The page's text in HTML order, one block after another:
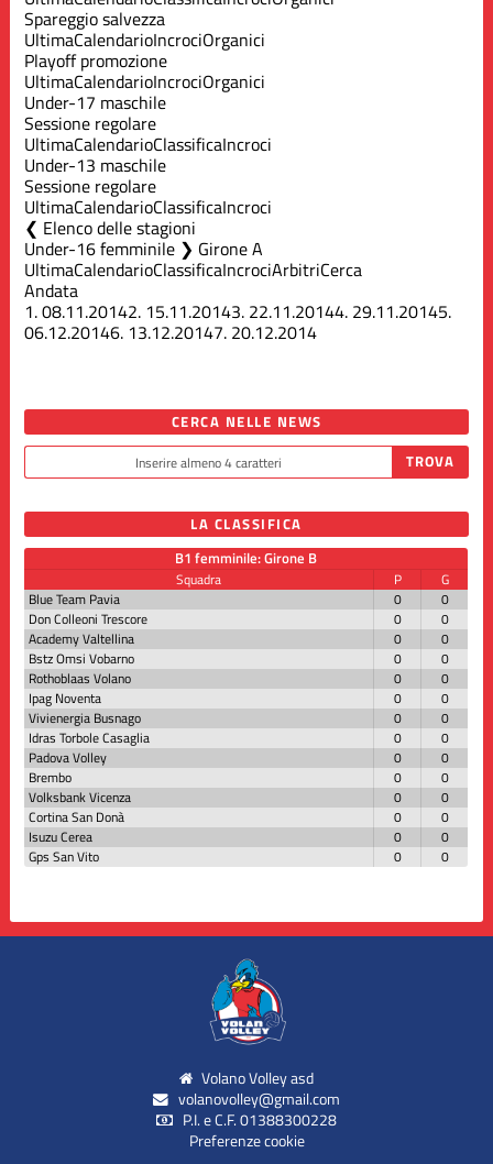
Spareggio salvezza
UltimaCalendarioIncrociOrganici
Playoff promozione
UltimaCalendarioIncrociOrganici
Under-17 maschile
Sessione regolare
UltimaCalendarioClassificaIncroci
Under-13 maschile
Sessione regolare
UltimaCalendarioClassificaIncroci
Elenco delle stagioni
Under-16 femminile ❯ Girone A
UltimaCalendarioClassificaIncrociArbitriCerca
Andata
1.08.11.20142. 15.11.20143. 22.11.20144. 29.11.20145.
06.12.20146. 13.12.20147. 20.12.2014
CERCA NELLE NEWS
LA CLASSIFICA
B1 femminile: Girone B
Squadra P
G
Blue Team Pavia
0
0
Don Colleoni Trescore
0
0
Academy Valtellina
0
0
Bstz Omsi Vobarno
0
0
Rothoblaas Volano
0
0
Ipag Noventa
0
0
Vivienergia Busnago
0
0
Idras Torbole Casaglia
0
0
Padova Volley
0
0
Brembo
0
0
Volksbank Vicenza
0
0
Cortina San Donà
0
0
Isuzu Cerea
0
0
Gps San Vito
0 0
Volano Volley asd
volanovolley@gmail.com
P.I. e C.F. 01388300228
Preferenze cookie